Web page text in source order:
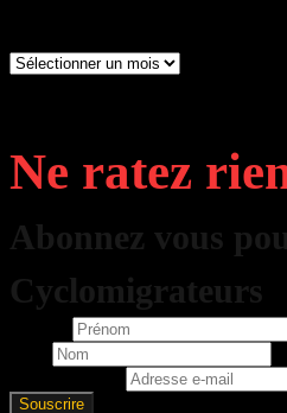
Archives
Ne ratez
Abonnez vous
Cyclomigrateurs